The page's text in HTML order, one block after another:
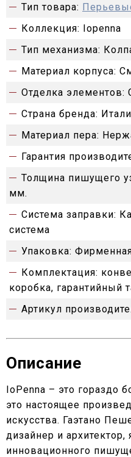
Тип товара:
Коллекция: Iopenna
Тип механизма:
Материал корпуса:
Отделка элементов:
Страна бренда:
Материал пера:
Гарантия
Толщина пишущего
мм.
Система заправки:
система
Упаковка:
Комплектация:
коробка, гарантийный
Артикул
Описание
IoPenna – это гораздо
это настоящее
искусства. Гаэтано
дизайнер и архитектор,
инновационного